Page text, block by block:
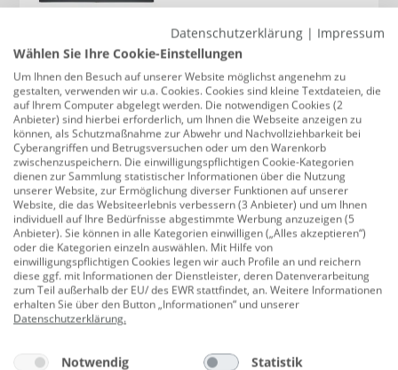
Juwel Hochbeet Timber 130 x 60 cm
inkl. Bewässerung & Saatmatte
169,90 €
Primaster Bio Tomaten- &
Gemüseerde 40 L torffrei
Datenschutzerklärung | Impressum
Wählen Sie Ihre Cookie-Einstellungen
Um Ihnen den Besuch auf unserer Website möglichst angenehm zu
gestalten, verwenden wir u.a. Cookies. Cookies sind kleine Textdateien, die
auf Ihrem Computer abgelegt werden. Die notwendigen Cookies (2
Anbieter) sind hierbei erforderlich, um Ihnen die Webseite anzeigen zu
können, als Schutzmaßnahme zur Abwehr und Nachvollziehbarkeit bei
Cyberangriffen und Betrugsversuchen oder um den Warenkorb
zwischenzuspeichern. Die einwilligungspflichtigen Cookie-Kategorien
dienen zur Sammlung statistischer Informationen über die Nutzung
unserer Website, zur Ermöglichung diverser Funktionen auf unserer
Website, die das Websiteerlebnis verbessern (3 Anbieter) und um Ihnen
individuell auf Ihre Bedürfnisse abgestimmte Werbung anzuzeigen (5
Anbieter). Sie können in alle Kategorien einwilligen („Alles akzeptieren“)
oder die Kategorien einzeln auswählen. Mit Hilfe von
einwilligungspflichtigen Cookies legen wir auch Profile an und reichern
diese ggf. mit Informationen der Dienstleister, deren Datenverarbeitung
zum Teil außerhalb der EU/ des EWR stattfindet, an. Weitere Informationen
erhalten Sie über den Button „Informationen“ und unserer
Datenschutzerklärung.
Notwendig
Statistik